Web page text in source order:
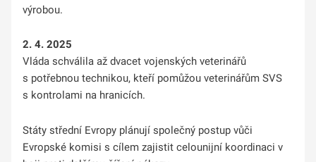
výrobou.
2. 4. 2025
Vláda schválila až dvacet vojenských veterinářů
s potřebnou technikou, kteří pomůžou veterinářům SVS
s kontrolami na hranicích.
Státy střední Evropy plánují společný postup vůči
Evropské komisi s cílem zajistit celounijní koordinaci v